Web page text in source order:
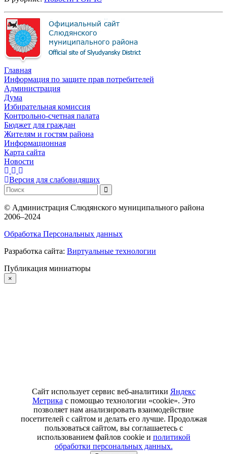
Главная
Информация по защите прав потребителей
Администрация
Дума
Избирательная комиссия
Контрольно-счетная палата
Бюджет для граждан
Жителям и гостям района
Информационная
Карта сайта
Новости
Версия для слабовидящих
© Администрация Слюдянского муниципального района
2006–2024
Обработка Персональных данных
Разработка сайта: Виртуальные технологии
Публикация миниатюры
×
Сайт использует сервис веб-аналитики Яндекс
Метрика с помощью технологии «cookie». Это
позволяет нам анализировать взаимодействие
посетителей с сайтом и делать его лучше. Продолжая
пользоваться сайтом, вы соглашаетесь с
использованием файлов cookie и политикой
обработки персональных данных.